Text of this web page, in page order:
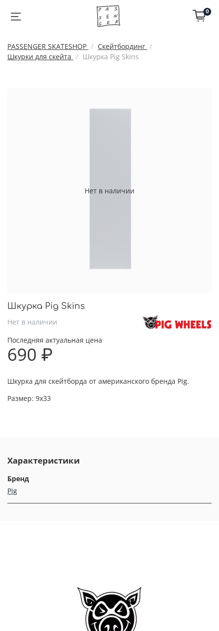
0
PASSENGER SKATESHOP
Скейтбординг
Шкурки для скейта
Шкурка Pig Skins
Нет в наличии
Шкурка Pig Skins
Нет в наличии
Последняя актуальная цена
690 ₽
Шкурка для скейтборда от американского бренда Pig.
Размер: 9х33
Характеристики
Бренд
Pig